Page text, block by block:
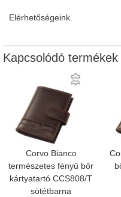
Elérhetőségeink.
Kapcsolódó termékek
Corvo Bianco
természetes fényű bőr
kártyatartó CCS808/T
sötétbarna